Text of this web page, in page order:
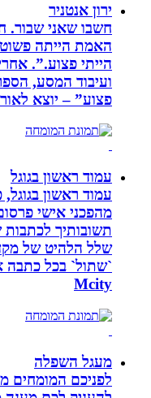
ירון אנטניר
חשבו שאני שבור.
האמת הייתה פשוטה
הייתי פצוע.”. אחרי
ועיבוד המסע, הספר
פצוע” – יוצא לאור.
עמוד ראשון בגוגל
עמוד ראשון בגוגל,
תשובותיך לכתבות
שלל הלהיט של
`שתול` בכל כתבה
Mcity
מעגל השפלה
לפניכם המומחים